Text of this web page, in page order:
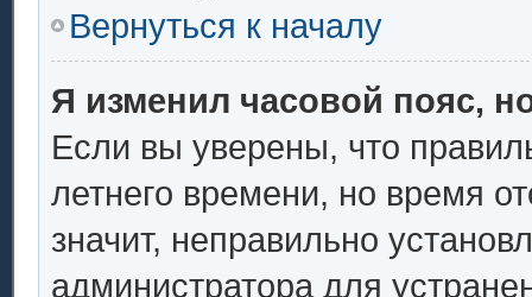
Вернуться к началу
Я изменил часовой пояс,
Если вы уверены, что
летнего времени, но время
значит, неправильно
администратора для